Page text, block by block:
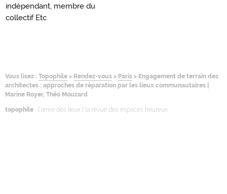
indépendant, membre du
collectif Etc
Vous lisez : Topophile > Rendez-vous > Paris > Engagement de terrain des
architectes : approches de réparation par les lieux communautaires |
Marine Royer, Théo Mouzard
topophile l’ami·e des lieux | la revue des espaces heureux